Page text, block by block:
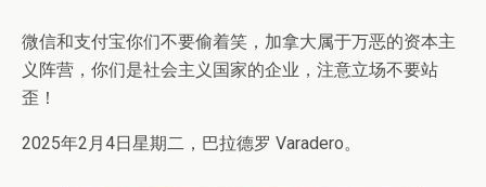
微信和支付宝你们不要偷着笑，加拿大属于万恶的资本主
义阵营，你们是社会主义国家的企业，注意立场不要站
歪！
2025年2月4日星期二，巴拉德罗 Varadero。